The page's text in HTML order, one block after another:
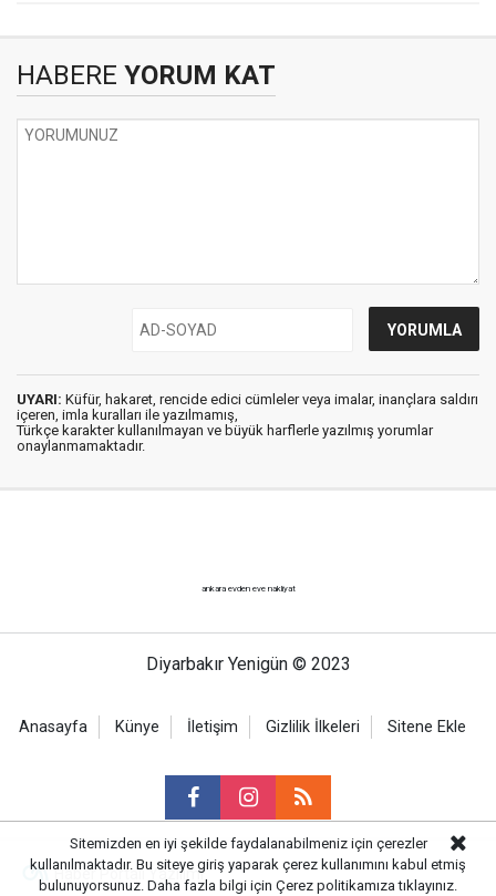
HABERE YORUM KAT
UYARI: Küfür, hakaret, rencide edici cümleler veya imalar, inançlara saldırı
içeren, imla kuralları ile yazılmamış,
Türkçe karakter kullanılmayan ve büyük harflerle yazılmış yorumlar
onaylanmamaktadır.
ankara evden eve nakliyat
Diyarbakır Yenigün © 2023
Anasayfa Künye İletişim Gizlilik İlkeleri Sitene Ekle
Haber Portalı Yazılımı
Sitemizden en iyi şekilde faydalanabilmeniz için çerezler
kullanılmaktadır. Bu siteye giriş yaparak çerez kullanımını kabul etmiş
bulunuyorsunuz. Daha fazla bilgi için Çerez politikamıza tıklayınız.